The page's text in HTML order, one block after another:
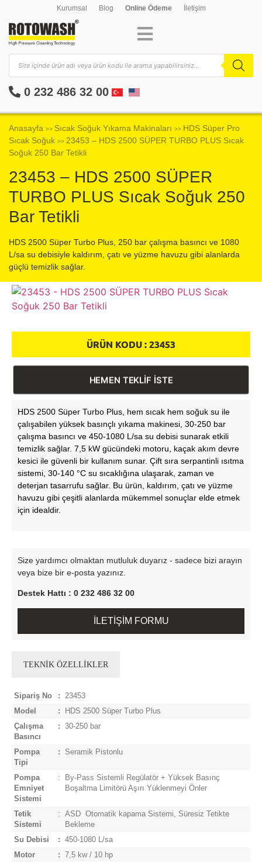
Kurumsal Blog Online Ödeme İletişim
0 232 486 32 00
Anasayfa >> Sıcak Soğuk Yıkama Makinaları >> HDS Süper Pro
Sıcak Soğuk >> 23453 – HDS 2500 SÜPER TURBO PLUS Sıcak
Soğuk 250 Bar Tetikli
23453 – HDS 2500 SÜPER
TURBO PLUS Sıcak Soğuk 250
Bar Tetikli
HDS 2500 Süper Turbo Plus, 250 bar çalışma basıncı ve 1080
L/sa su debisiyle kaldırım, çatı ve yüzme havuzu gibi alanlarda
güçlü temizlik sağlar.
ÜRÜN KODU :23453
HEMEN TEKLİF İSTE
HDS 2500 Süper Turbo Plus, hem sıcak hem soğuk su ile
çalışabilen yüksek basınçlı yıkama makinesi, 30-250 bar
çalışma basıncı ve 450-1080 L/sa su debisi sunarak etkili
temizlik sağlar. 7,5 kW gücündeki motoru, kaçak akım devre
kesici ile güvenli bir kullanım sunar. Çift sıra serpantinli ısıtma
sistemi, 30-140 °C su sıcaklığına ulaşarak, zaman ve
deterjan tasarrufu sağlar. Bu ürün, kaldırım, çatı ve yüzme
havuzu gibi çeşitli alanlarda mükemmel sonuçlar elde etmek
için idealdir.
Size yardımcı olmaktan mutluluk duyarız - sadece bizi arayın
veya bize bir e-posta yazınız.
Destek Hattı : 0 232 486 32 00
İLETİŞİM FORMU
TEKNİK ÖZELLİKLER
Sipariş No :
23453
Model
:
HDS 2500 Süper Turbo Plus
Çalışma
Basıncı
: 30-250 bar
Pompa
Tipi
: Seramik Pistonlu
Pompa
Emniyet
Sistemi
:
By-Pass Sistemli Regülatör + Yüksek Basınç
Boşaltma Limitörü Aşırı Yüklenmeyi Önler
Tetik
Sistemi
:
ASD  Otomatik kapama Sistemi, Süresiz Tetikte
Bekleme
Su Debisi
:
450-1080 L/sa
Motor
: 7,5 kw / 10 hp